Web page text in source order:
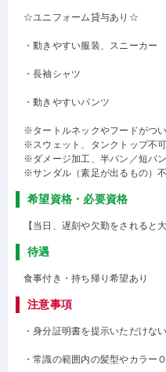
☆ユニフォーム貸与あり☆
・動きやすい服装、スニーカー
・長袖シャツ
・動きやすいパンツ
※タートルネックやフードがつ
※スウェット、タンクトップ不
※ダメージ加工、半パン／短パ
※サンダル（素足が出るもの）
希望資格・必要資格
【当日、遅刻や欠勤をされる
待遇
食事付き・持ち帰り希望あり
注意事項
・身分証明書を提示いただけな
・常識の範囲内の髪型やカラー